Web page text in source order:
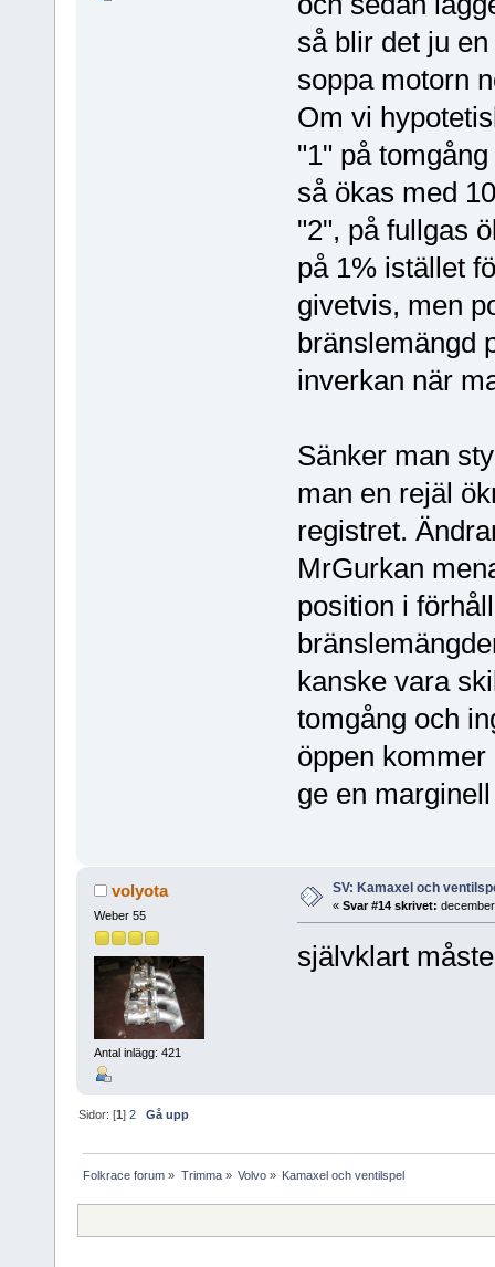
så blir det ju
soppa motorn
Om vi
"1" på
så ökas med
"2", på fullgas
på 1% istället
givetvis, men
bränslemängd
inverkan när
Sänker man
man en rejäl
registret.
MrGurkan
position i
kanske vara
tomgång och
öppen
ge en
volyota
Weber 55
Antal inlägg: 421
SV: Kamaxel och
« Svar #14 skrivet:
självklart
Sidor: [1]2 Gå upp
Folkrace forum » Trimma» Volvo» Kamaxel och ventilspel